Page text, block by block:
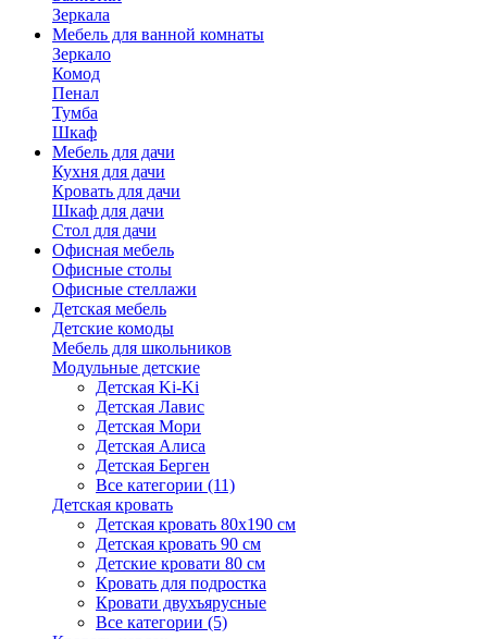
Зеркала
Мебель для ванной комнаты
Зеркало
Комод
Пенал
Тумба
Шкаф
Мебель для дачи
Кухня для дачи
Кровать для дачи
Шкаф для дачи
Стол для дачи
Офисная мебель
Офисные столы
Офисные стеллажи
Детская мебель
Детские комоды
Мебель для школьников
Модульные детские
Детская Ki-Ki
Детская Лавис
Детская Мори
Детская Алиса
Детская Берген
Все категории (11)
Детская кровать
Детская кровать 80х190 см
Детская кровать 90 см
Детские кровати 80 см
Кровать для подростка
Кровати двухъярусные
Все категории (5)